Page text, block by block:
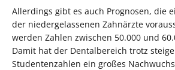
Allerdings gibt es auch Prognosen, die
der niedergelassenen Zahnärzte
werden Zahlen zwischen 50.000 und
Damit hat der Dentalbereich trotz
Studentenzahlen ein großes